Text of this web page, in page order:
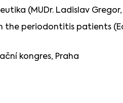
(MUDr. Ladislav Gregor,
the periodontitis patients
kongres, Praha